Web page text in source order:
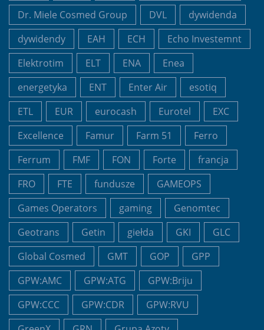
Dr. Miele Cosmed Group
DVL
dywidenda
dywidendy
EAH ECH
Echo Investemnt
Elektrotim
ELT ENA
Enea
energetyka
ENT Enter Air
esotiq
ETL
EUR eurocash Eurotel
EXC
Excellence
Famur Farm 51
Ferro
Ferrum
FMF FON Forte
francja
FRO
FTE fundusze
GAMEOPS
Games Operators
gaming
Genomtec
Geotrans
Getin giełda GKI
GLC
Global Cosmed
GMT GOP
GPP
GPW:AMC
GPW:ATG
GPW:Briju
GPW:CCC
GPW:CDR
GPW:RVU